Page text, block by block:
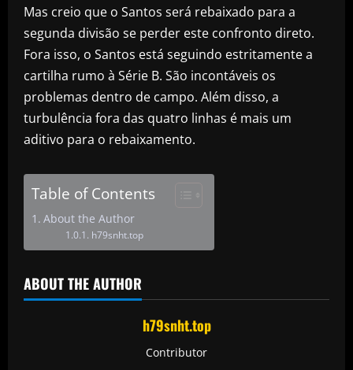
Mas creio que o Santos será rebaixado para a
segunda divisão se perder este confronto direto.
Fora isso, o Santos está seguindo estritamente a
cartilha rumo à Série B. São incontáveis os
problemas dentro de campo. Além disso, a
turbulência fora das quatro linhas é mais um
aditivo para o rebaixamento.
Table of Contents
About the Author
h79snht.top
ABOUT THE AUTHOR
h79snht.top
Contributor